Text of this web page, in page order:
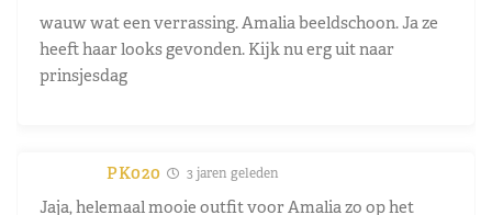
wauw wat een verrassing. Amalia beeldschoon. Ja ze
heeft haar looks gevonden. Kijk nu erg uit naar
prinsjesdag
PK020 3 jaren geleden
Jaja, helemaal mooie outfit voor Amalia zo op het